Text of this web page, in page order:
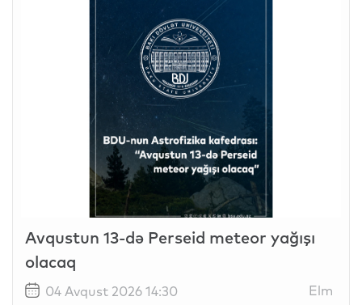
Avqustun 13-də Perseid meteor yağışı
olacaq
04 Avqust 2026 14:30 Elm